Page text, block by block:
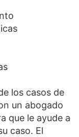
los casos de
un abogado
que le ayude a
caso. El